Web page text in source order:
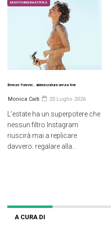
BEAUTY E MEDICINA ESTETICA
Bronze Forever… abbronzatura senza fine
Monica Caiti 20 Luglio 2026
L’estate ha un superpotere che
nessun filtro Instagram
riuscirà mai a replicare
davvero: regalare alla...
A CURA DI